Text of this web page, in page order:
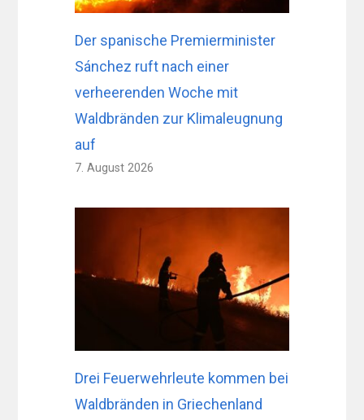
Der spanische Premierminister
Sánchez ruft nach einer
verheerenden Woche mit
Waldbränden zur Klimaleugnung
auf
7. August 2026
Drei Feuerwehrleute kommen bei
Waldbränden in Griechenland